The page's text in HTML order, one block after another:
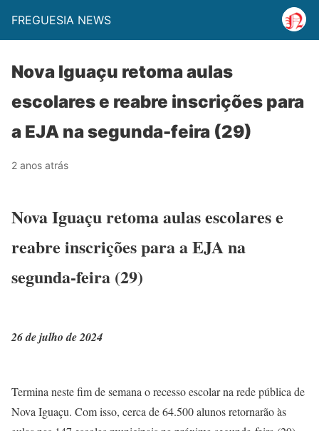
FREGUESIA NEWS
Nova Iguaçu retoma aulas
escolares e reabre inscrições para
a EJA na segunda-feira (29)
2 anos atrás
Nova Iguaçu retoma aulas escolares e
reabre inscrições para a EJA na
segunda-feira (29)
26 de julho de 2024
Termina neste fim de semana o recesso escolar na rede pública de
Nova Iguaçu. Com isso, cerca de 64.500 alunos retornarão às